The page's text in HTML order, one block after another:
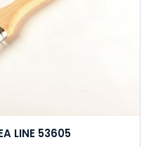
LINE 53605